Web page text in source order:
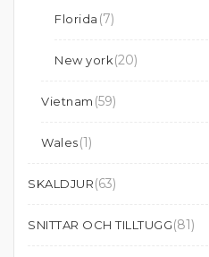
Florida (7)
New york(20)
Vietnam (59)
Wales(1)
SKALDJUR(63)
SNITTAR OCH TILLTUGG(81)